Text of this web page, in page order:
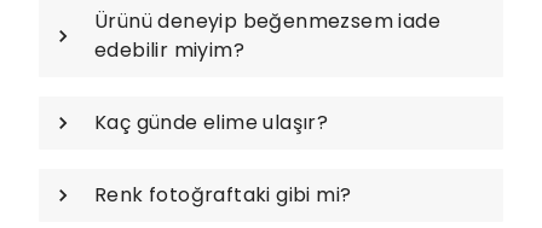
Ürünü deneyip beğenmezsem iade
edebilir miyim?
Kaç günde elime ulaşır?
Renk fotoğraftaki gibi mi?